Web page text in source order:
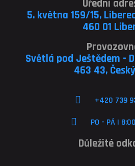
Úřední
5. května 159/15,
460 01
Světlá pod Ještědem -
463 43,
+420 739
PO - PÁ |
Důležité